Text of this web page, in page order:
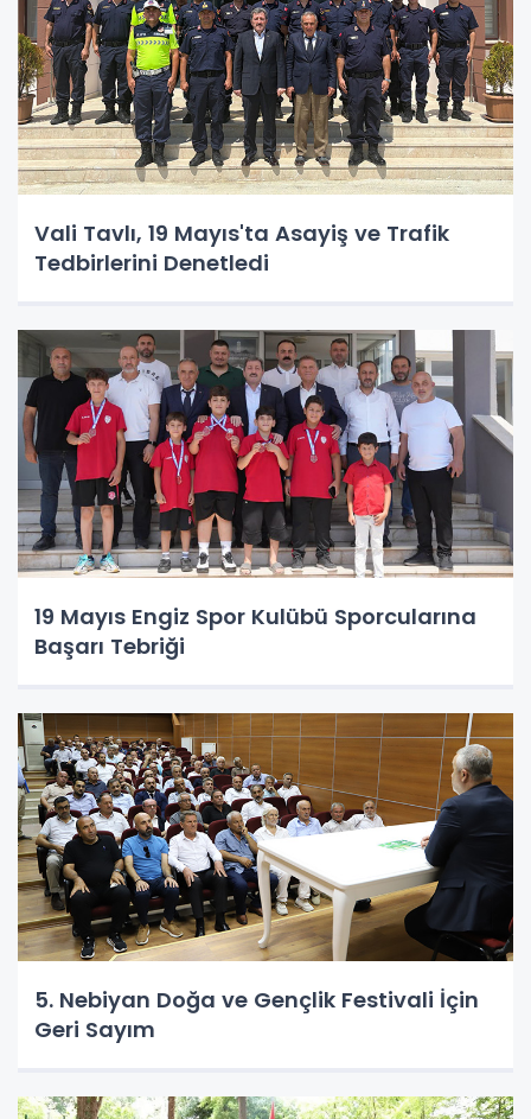
Vali Tavlı, 19 Mayıs'ta Asayiş ve Trafik
Tedbirlerini Denetledi
19 Mayıs Engiz Spor Kulübü Sporcularına
Başarı Tebriği
5. Nebiyan Doğa ve Gençlik Festivali İçin
Geri Sayım